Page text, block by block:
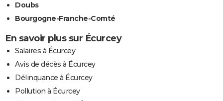
Doubs
Bourgogne-Franche-Comté
En savoir plus sur Écurcey
Salaires à Écurcey
Avis de décès à Écurcey
Délinquance à Écurcey
Pollution à Écurcey